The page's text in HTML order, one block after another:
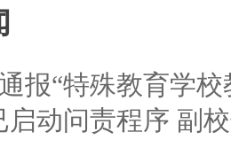
报“特殊教育学
启动问责程序 副